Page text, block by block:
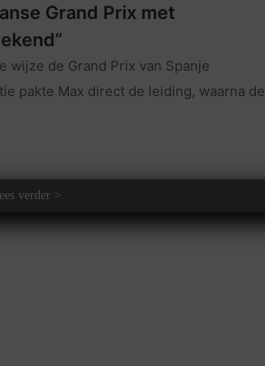
Grand Prix met
wijze de Grand Prix van Spanje
pakte Max direct de leiding, waarna de
verder >